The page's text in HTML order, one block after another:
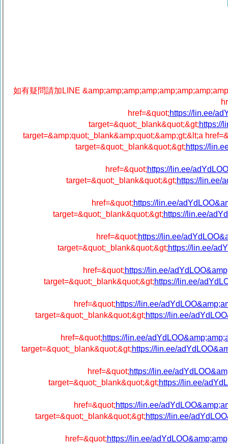
如有疑問請加LINE
href=&quot;https://lin.ee/
target=&quot;_blank&quot;&gt;https://
target=&amp;quot;_blank&amp;quot;&amp;gt;&lt;a
target=&quot;_blank&quot;&gt;https://
href=&quot;https://lin.ee/
target=&quot;_blank&quot;&gt;https://lin.ee/
href=&quot;https://lin.ee/
target=&quot;_blank&quot;&gt;https://lin.ee/
href=&quot;https://lin.ee/
target=&quot;_blank&quot;&gt;https://lin.ee/
href=&quot;https://lin.ee/
target=&quot;_blank&quot;&gt;https://lin.ee/
href=&quot;https://lin.ee/
target=&quot;_blank&quot;&gt;https://lin.ee/
href=&quot;https://lin.ee/
target=&quot;_blank&quot;&gt;https://lin.ee/
href=&quot;https://lin.ee/
target=&quot;_blank&quot;&gt;https://lin.ee/
href=&quot;https://lin.ee/
target=&quot;_blank&quot;&gt;https://lin.ee/
href=&quot;https://lin.ee/